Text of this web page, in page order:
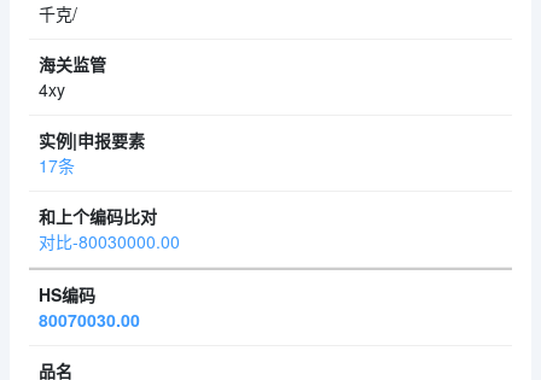
千克/
4xy
17条
对比-80030000.00
80070030.00